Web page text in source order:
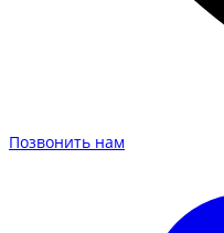
Позвонить нам